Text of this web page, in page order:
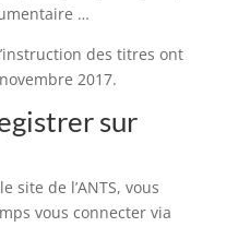
…
des titres ont
2017.
sur
site de l’ANTS, vous
vous connecter via